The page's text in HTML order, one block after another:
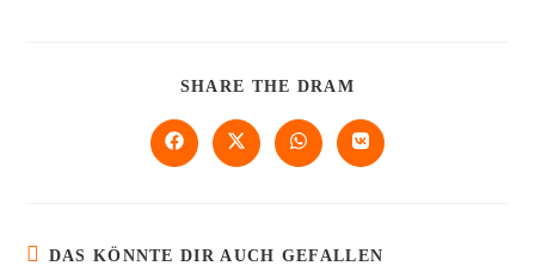
SHARE THE DRAM
DAS KÖNNTE DIR AUCH GEFALLEN